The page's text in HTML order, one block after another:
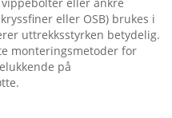
eller OSB) brukes i
uttrekksstyrken betydelig.
monteringsmetoder for
på